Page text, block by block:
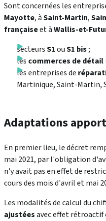
Sont concernées les
Mayotte, àSaint-Martin,
françaiseet àWallis-et-
secteursS1ouS1 bis;
les commerces de détail
les entreprises de
Martinique, Saint-Martin,
Adaptations
En premier lieu, le décret
mai 2021, par l'obligation
n'y avait pas en effet de
cours des mois d'avril et mai
Les modalités de calcul du
ajustéesavec effet rétroactif